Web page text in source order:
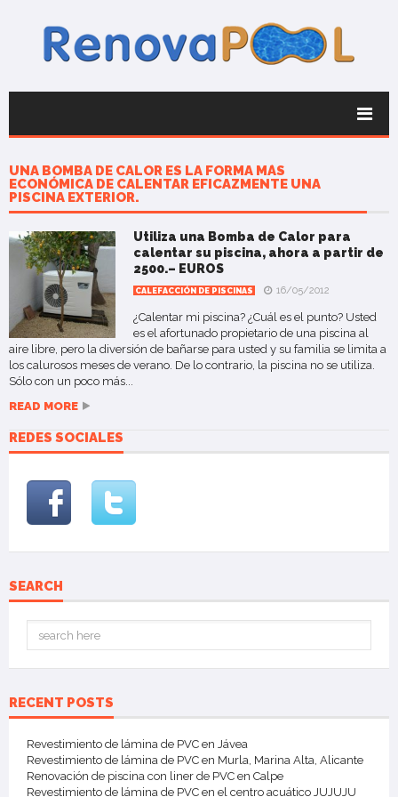
UNA BOMBA DE CALOR ES LA FORMA MÁS
ECONÓMICA DE CALENTAR EFICAZMENTE UNA
PISCINA EXTERIOR.
Utiliza una Bomba de Calor para
calentar su piscina, ahora a partir de
2500.– EUROS
CALEFACCIÓN DE PISCINAS 16/05/2012
¿Calentar mi piscina? ¿Cuál es el punto? Usted
es el afortunado propietario de una piscina al
aire libre, pero la diversión de bañarse para usted y su familia se limita a
los calurosos meses de verano. De lo contrario, la piscina no se utiliza.
Sólo con un poco más...
READ MORE
REDES SOCIALES
SEARCH
RECENT POSTS
Revestimiento de lámina de PVC en Jávea
Revestimiento de lámina de PVC en Murla, Marina Alta, Alicante
Renovación de piscina con liner de PVC en Calpe
Revestimiento de lámina de PVC en el centro acuático JUJUJU